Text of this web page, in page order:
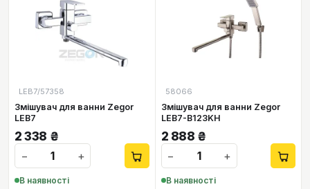
LEB7/57358
Змішувач для ванни Zegor
LEB7
2 338 ₴
−
+
В наявності
58066
Змішувач для ванни Zegor
LEB7-В123KH
2 888 ₴
−
+
В наявності